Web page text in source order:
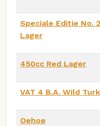
Speciale Editie No.
Lager
450cc Red Lager
VAT 4 B.A. Wild
Oehoe